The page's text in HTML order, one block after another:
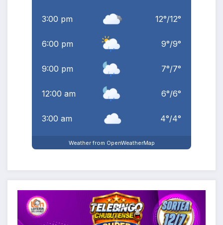
3:00 pm 12°/12°
6:00 pm 9°/9°
9:00 pm 7°/7°
12:00 am 6°/6°
3:00 am 4°/4°
Weather from OpenWeatherMap